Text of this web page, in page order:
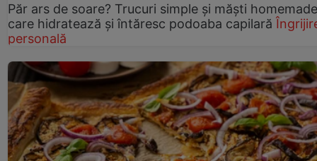
Păr ars de soare? Trucuri simple și măști homemade
care hidratează și întăresc podoaba capilară
personală